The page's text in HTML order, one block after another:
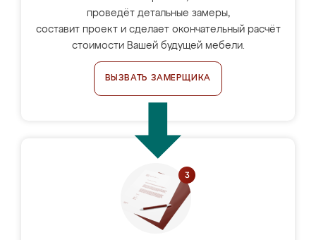
проведёт детальные замеры,
составит проект и сделает окончательный расчёт
стоимости Вашей будущей мебели.
ВЫЗВАТЬ ЗАМЕРЩИКА